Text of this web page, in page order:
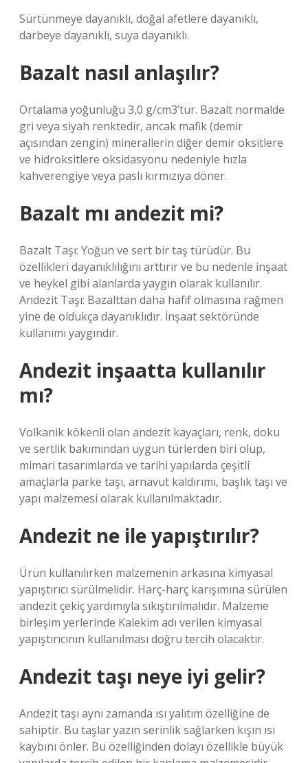
Sürtünmeye dayanıklı, doğal afetlere dayanıklı,
darbeye dayanıklı, suya dayanıklı.
Bazalt nasıl anlaşılır?
Ortalama yoğunluğu 3,0 g/cm3’tür. Bazalt normalde
gri veya siyah renktedir, ancak mafik (demir
açısından zengin) minerallerin diğer demir oksitlere
ve hidroksitlere oksidasyonu nedeniyle hızla
kahverengiye veya paslı kırmızıya döner.
Bazalt mı andezit mi?
Bazalt Taşı: Yoğun ve sert bir taş türüdür. Bu
özellikleri dayanıklılığını arttırır ve bu nedenle inşaat
ve heykel gibi alanlarda yaygın olarak kullanılır.
Andezit Taşı: Bazalttan daha hafif olmasına rağmen
yine de oldukça dayanıklıdır. İnşaat sektöründe
kullanımı yaygındır.
Andezit inşaatta kullanılır
mı?
Volkanik kökenli olan andezit kayaçları, renk, doku
ve sertlik bakımından uygun türlerden biri olup,
mimari tasarımlarda ve tarihi yapılarda çeşitli
amaçlarla parke taşı, arnavut kaldırımı, başlık taşı ve
yapı malzemesi olarak kullanılmaktadır.
Andezit ne ile yapıştırılır?
Ürün kullanılırken malzemenin arkasına kimyasal
yapıştırıcı sürülmelidir. Harç-harç karışımına sürülen
andezit çekiç yardımıyla sıkıştırılmalıdır. Malzeme
birleşim yerlerinde Kalekim adı verilen kimyasal
yapıştırıcının kullanılması doğru tercih olacaktır.
Andezit taşı neye iyi gelir?
Andezit taşı aynı zamanda ısı yalıtım özelliğine de
sahiptir. Bu taşlar yazın serinlik sağlarken kışın ısı
kaybını önler. Bu özelliğinden dolayı özellikle büyük